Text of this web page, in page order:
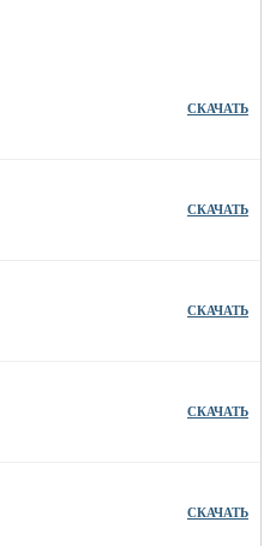
СКАЧАТЬ
СКАЧАТЬ
СКАЧАТЬ
СКАЧАТЬ
СКАЧАТЬ